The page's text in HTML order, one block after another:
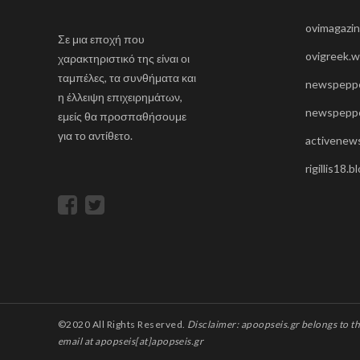
η
ά
ρ
θ
ρ
ν
Σε μια εποχή που
χαρακτηριστικό της είναι οι
ταμπέλες, τα συνθήματα και
η έλλειψη επιχειρημάτων,
εμείς θα προσπαθήσουμε
για το αντίθετο.
©2020 All Rights Reserved. Disclaimer: apoopseis.gr belongs to
email at apopseis[at]apopseis.gr